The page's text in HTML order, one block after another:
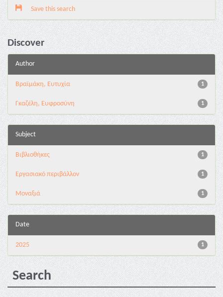
Save this search
Discover
Author
1
Βραϊμάκη, Ευτυχία
1
Γκαζέλη, Ευφροσύνη
Subject
1
Βιβλιοθήκες
1
Εργασιακό περιβάλλον
1
Μοναξιά
Date
1
2025
Search